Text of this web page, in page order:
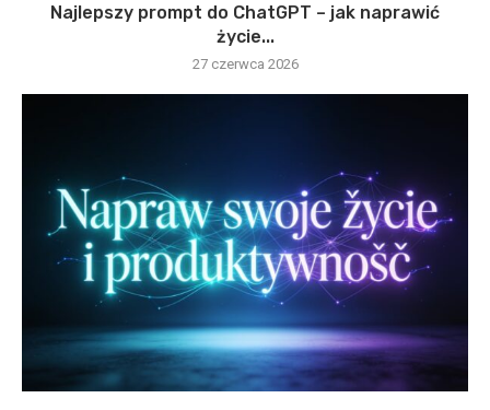
Najlepszy prompt do ChatGPT – jak naprawić
życie...
27 czerwca 2026